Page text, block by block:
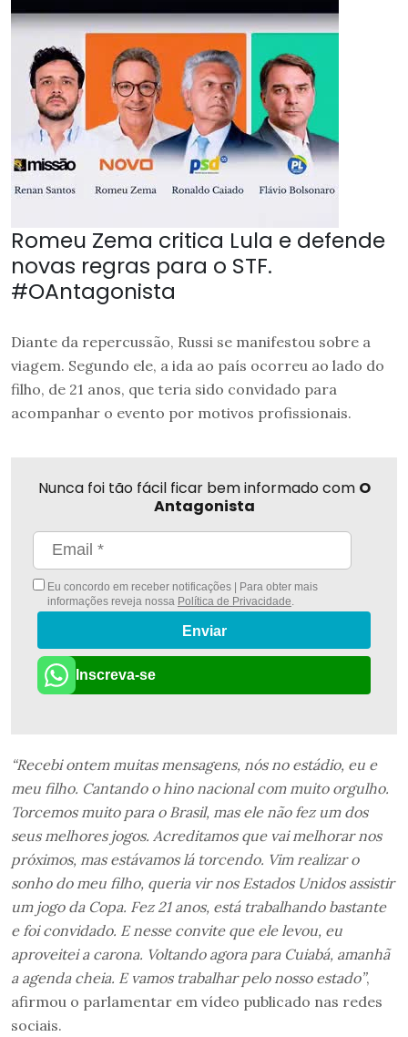
Romeu Zema critica Lula e defende
novas regras para o STF.
#OAntagonista
Diante da repercussão, Russi se manifestou sobre a
viagem. Segundo ele, a ida ao país ocorreu ao lado do
filho, de 21 anos, que teria sido convidado para
acompanhar o evento por motivos profissionais.
Nunca foi tão fácil ficar bem informado com O
Antagonista
Eu concordo em receber notificações | Para obter mais
informações reveja nossa Política de Privacidade.
Enviar
Inscreva-se
“Recebi ontem muitas mensagens, nós no estádio, eu e
meu filho. Cantando o hino nacional com muito orgulho.
Torcemos muito para o Brasil, mas ele não fez um dos
seus melhores jogos. Acreditamos que vai melhorar nos
próximos, mas estávamos lá torcendo. Vim realizar o
sonho do meu filho, queria vir nos Estados Unidos assistir
um jogo da Copa. Fez 21 anos, está trabalhando bastante
e foi convidado. E nesse convite que ele levou, eu
aproveitei a carona. Voltando agora para Cuiabá, amanhã
a agenda cheia. E vamos trabalhar pelo nosso estado”,
afirmou o parlamentar em vídeo publicado nas redes
sociais.